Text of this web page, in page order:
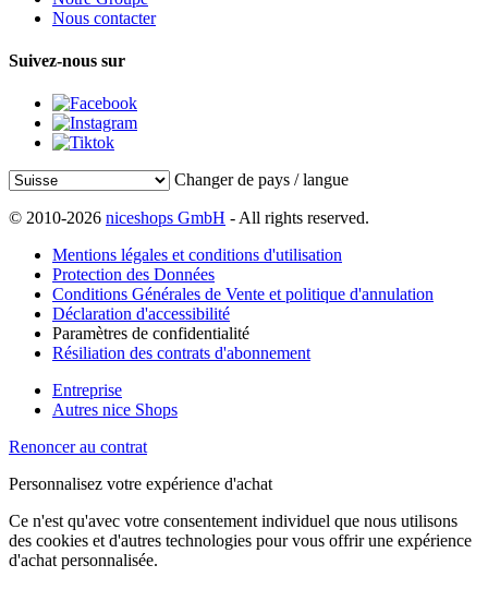
Nous contacter
Suivez-nous sur
Changer de pays / langue
© 2010-2026 niceshops GmbH - All rights reserved.
Mentions légales et conditions d'utilisation
Protection des Données
Conditions Générales de Vente et politique d'annulation
Déclaration d'accessibilité
Paramètres de confidentialité
Résiliation des contrats d'abonnement
Entreprise
Autres nice Shops
Renoncer au contrat
Personnalisez votre expérience d'achat
Ce n'est qu'avec votre consentement individuel que nous utilisons
des cookies et d'autres technologies pour vous offrir une expérience
d'achat personnalisée.